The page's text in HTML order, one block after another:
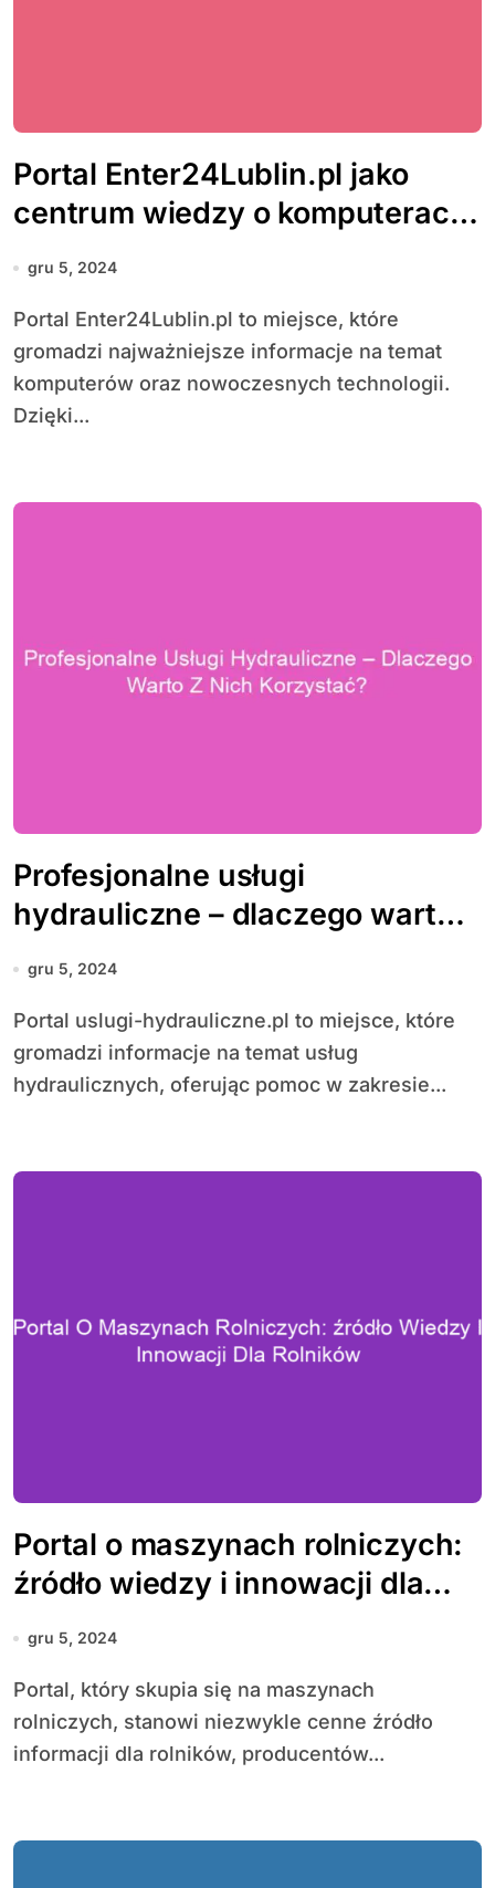
Portal Enter24Lublin.pl jako
centrum wiedzy o komputerach
i nowoczesnych technologiach
gru 5, 2024
Portal Enter24Lublin.pl to miejsce, które
gromadzi najważniejsze informacje na temat
komputerów oraz nowoczesnych technologii.
Dzięki...
Profesjonalne usługi
hydrauliczne – dlaczego warto z
nich korzystać?
gru 5, 2024
Portal uslugi-hydrauliczne.pl to miejsce, które
gromadzi informacje na temat usług
hydraulicznych, oferując pomoc w zakresie...
Portal o maszynach rolniczych:
źródło wiedzy i innowacji dla
rolników
gru 5, 2024
Portal, który skupia się na maszynach
rolniczych, stanowi niezwykle cenne źródło
informacji dla rolników, producentów...